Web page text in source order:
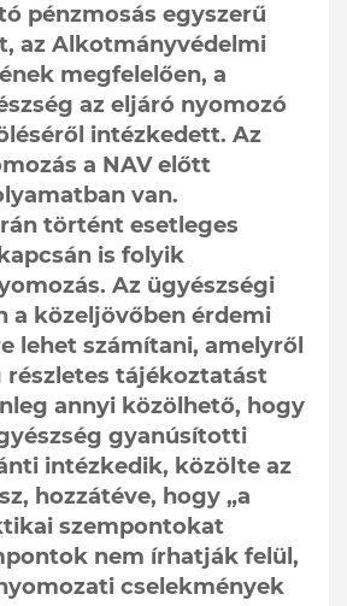
pénzmosás egyszerű
az Alkotmányvédelmi
megfelelően, a
az eljáró nyomozó
intézkedett. Az
a NAV előtt
van.
történt esetleges
is folyik
Az ügyészségi
a közeljövőben érdemi
lehet számítani, amelyről
részletes tájékoztatást
annyi közölhető, hogy
gyanúsítotti
intézkedik, közölte az
hozzátéve, hogy „a
szempontokat
nem írhatják felül,
cselekmények